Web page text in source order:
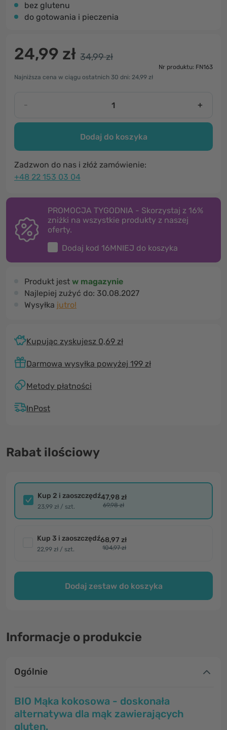
bez glutenu
do gotowania i pieczenia
24,99 zł 34,99 zł
Nr produktu: FN163
Najniższa cena w ciągu ostatnich 30 dni: 24,99 zł
- +
Dodaj do koszyka
Zadzwon do nas i złóż zamówienie:
+48 22 153 03 04
PROMOCJA TYGODNIA - Skorzystaj z 16%
zniżki na wszystkie produkty z naszej
oferty.
Dodaj kod 16MNIEJ do koszyka
Produkt jest w magazynie
Najlepiej zużyć do: 30.08.2027
Wysyłka jutro!
Kupując zyskujesz 0,69 zł
Darmowa wysyłka powyżej 199 zł
Metody płatności
InPost
Rabat ilościowy
Kup 2 i zaoszczędź
23,99 zł / szt.
47,98 zł
69,98 zł
Kup 3 i zaoszczędź
22,99 zł / szt.
68,97 zł
104,97 zł
Dodaj zestaw do koszyka
Informacje o produkcie
Ogólnie
BIO Mąka kokosowa - doskonała
alternatywa dla mąk zawierających
gluten.